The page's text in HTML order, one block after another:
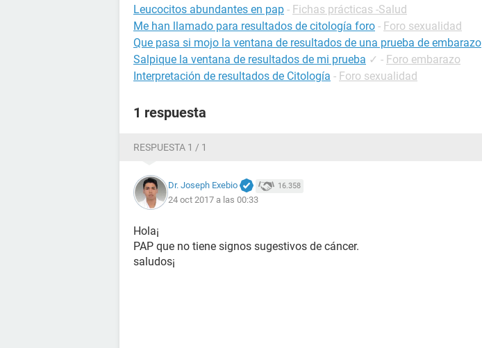
Leucocitos abundantes en pap - Fichas prácticas -Salud
Me han llamado para resultados de citología foro - Foro sexualidad
Que pasa si mojo la ventana de resultados de una prueba de embarazo
Salpique la ventana de resultados de mi prueba ✓ - Foro embarazo
Interpretación de resultados de Citología - Foro sexualidad
1 respuesta
RESPUESTA 1 / 1
Dr. Joseph Exebio 16.358
24 oct 2017 a las 00:33
Hola¡
PAP que no tiene signos sugestivos de cáncer.
saludos¡